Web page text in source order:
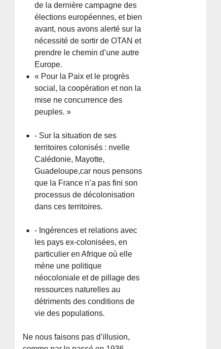
de la dernière campagne des
élections européennes, et bien
avant, nous avons alerté sur la
nécessité de sortir de OTAN et
prendre le chemin d’une autre
Europe.
« Pour la Paix et le progrès
social, la coopération et non la
mise ne concurrence des
peuples. »
- Sur la situation de ses
territoires colonisés : nvelle
Calédonie, Mayotte,
Guadeloupe,car nous pensons
que la France n’a pas fini son
processus de décolonisation
dans ces territoires.
- Ingérences et relations avec
les pays ex-colonisées, en
particulier en Afrique où elle
mène une politique
néocoloniale et de pillage des
ressources naturelles au
détriments des conditions de
vie des populations.
Ne nous faisons pas d’illusion,